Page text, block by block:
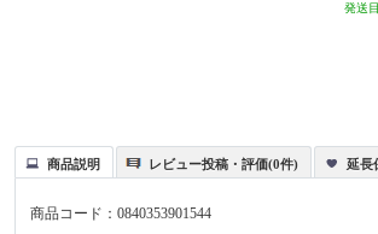
発送
商品説明 レビュー投稿・評価(0件) 延長
商品コード：0840353901544